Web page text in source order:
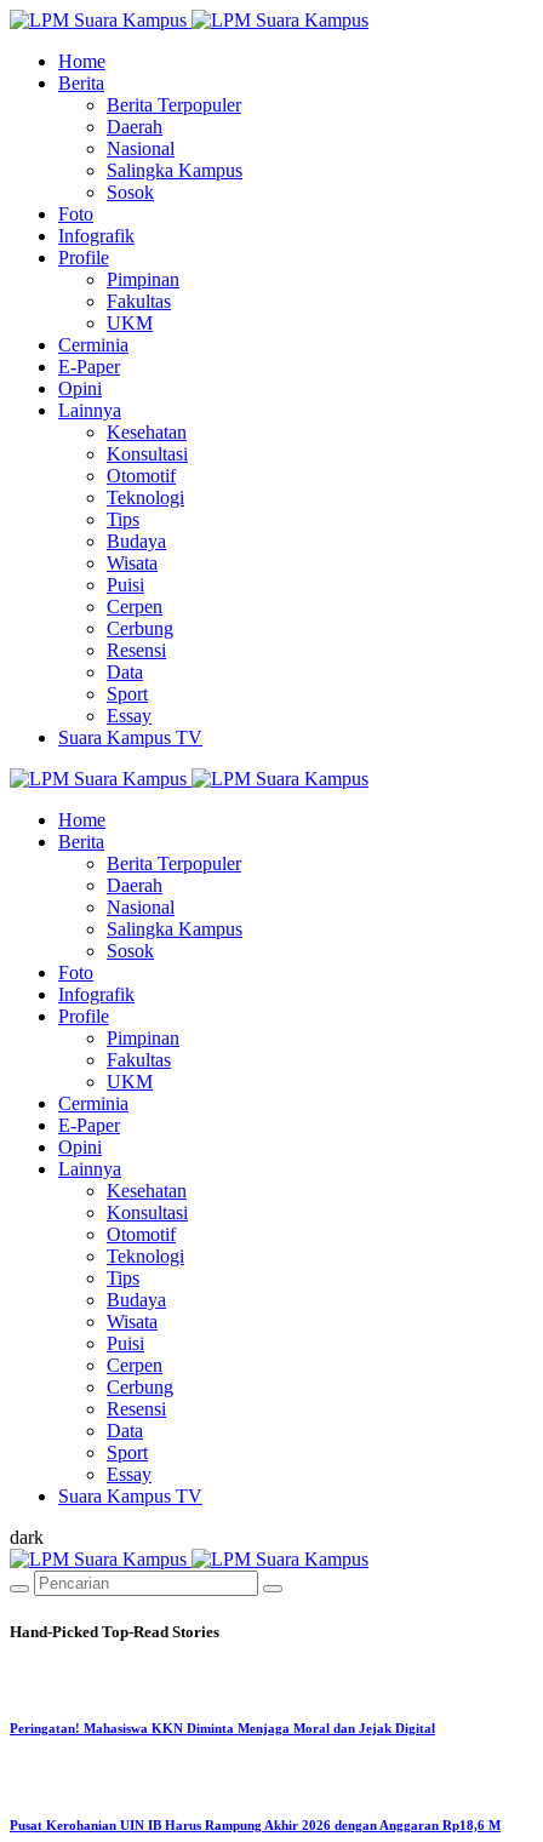
Home
Berita
Berita Terpopuler
Daerah
Nasional
Salingka Kampus
Sosok
Foto
Infografik
Profile
Pimpinan
Fakultas
UKM
Cerminia
E-Paper
Opini
Lainnya
Kesehatan
Konsultasi
Otomotif
Teknologi
Tips
Budaya
Wisata
Puisi
Cerpen
Cerbung
Resensi
Data
Sport
Essay
Suara Kampus TV
Home
Berita
Berita Terpopuler
Daerah
Nasional
Salingka Kampus
Sosok
Foto
Infografik
Profile
Pimpinan
Fakultas
UKM
Cerminia
E-Paper
Opini
Lainnya
Kesehatan
Konsultasi
Otomotif
Teknologi
Tips
Budaya
Wisata
Puisi
Cerpen
Cerbung
Resensi
Data
Sport
Essay
Suara Kampus TV
dark
Hand-Picked Top-Read Stories
Peringatan! Mahasiswa KKN Diminta Menjaga Moral dan Jejak Digital
Pusat Kerohanian UIN IB Harus Rampung Akhir 2026 dengan Anggaran Rp18,6 M